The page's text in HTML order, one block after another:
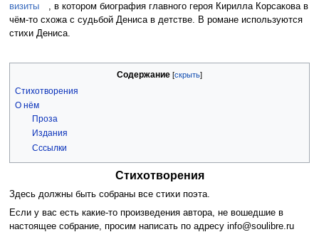
визиты
, в котором биография главного героя Кирилла Корсакова в
чём-то схожа с судьбой Дениса в детстве. В романе используются
стихи Дениса.
Содержание
Стихотворения
О нём
Проза
Издания
Сссылки
Стихотворения
Здесь должны быть собраны все стихи поэта.
Если у вас есть какие-то произведения автора, не вошедшие в
настоящее собрание, просим написать по адресу info@soulibre.ru